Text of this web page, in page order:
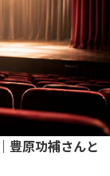
豊原功補さんと